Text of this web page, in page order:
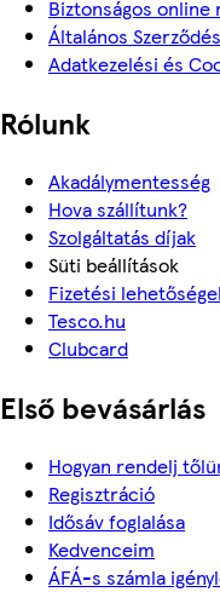
Biztonságos online
Általános
Adatkezelési és
Rólunk
Akadálymentesség
Hova szállítunk?
Szolgáltatás díjak
Süti beállítások
Fizetési
Tesco.hu
Clubcard
Első bevásárlás
Hogyan rendelj
Regisztráció
Idősáv foglalása
Kedvenceim
ÁFÁ-s számla